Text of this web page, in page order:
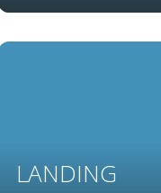
LANDING